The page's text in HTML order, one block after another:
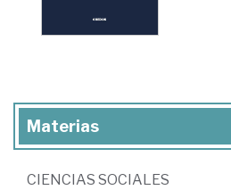
Materias
CIENCIAS SOCIALES